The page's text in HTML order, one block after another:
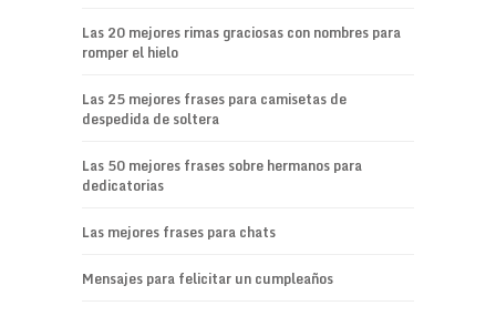
Las 20 mejores rimas graciosas con nombres para
romper el hielo
Las 25 mejores frases para camisetas de
despedida de soltera
Las 50 mejores frases sobre hermanos para
dedicatorias
Las mejores frases para chats
Mensajes para felicitar un cumpleaños